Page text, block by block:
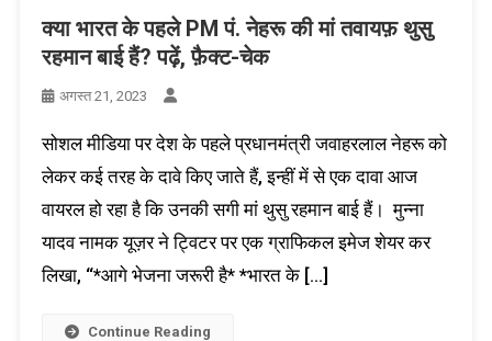
क्या भारत के पहले PM पं. नेहरू की मां तवायफ़ थुसु
रहमान बाई हैं? पढ़ें, फ़ैक्ट-चेक
अगस्त 21, 2023
सोशल मीडिया पर देश के पहले प्रधानमंत्री जवाहरलाल नेहरू को
लेकर कई तरह के दावे किए जाते हैं, इन्हीं में से एक दावा आज
वायरल हो रहा है कि उनकी सगी मां थुसु रहमान बाई हैं। मुन्ना
यादव नामक यूज़र ने ट्विटर पर एक ग्राफिकल इमेज शेयर कर
लिखा, “*आगे भेजना जरूरी है* *भारत के […]
Continue Reading